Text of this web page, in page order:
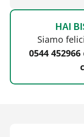
HAI
Siamo
0544 452966